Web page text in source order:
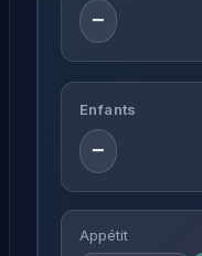
−
Enfants
−
Appétit